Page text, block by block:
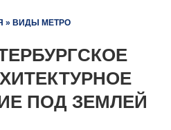
» ВИДЫ МЕТРО
ПОД ЗЕМЛЕЙ